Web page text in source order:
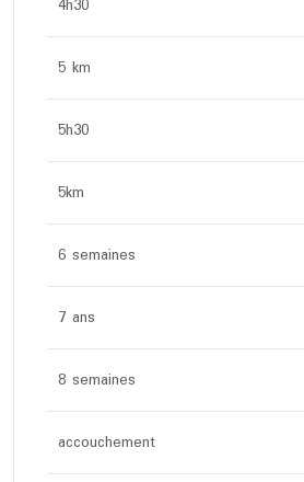
4h30
5 km
5h30
5km
6 semaines
7 ans
8 semaines
accouchement